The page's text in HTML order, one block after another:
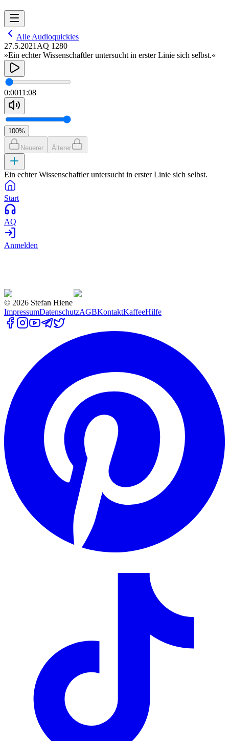
Alle Audioquickies
27.5.2021 AQ 1280
»Ein echter Wissenschaftler untersucht in erster Linie sich selbst.«
0:0011:08
100%
Neuerer Älterer
Ein echter Wissenschaftler untersucht in erster Linie sich selbst.
Start
AQ
Anmelden
© 2026 Stefan Hiene
ImpressumDatenschutzAGBKontaktKaffeeHilfe